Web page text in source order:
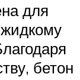
для
бетон